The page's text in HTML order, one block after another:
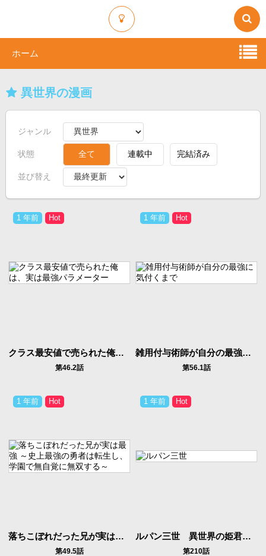
ホーム
異世界の漫画
ジャンル
状態 全て 連載中 完結済み
並び替え
1 年前
クラス最安値で売られた俺は、実は最強パラメーター
第46.2話
1 年前
雑用付与術師が自分の最強に気付くまで
第56.1話
1 年前
落ちこぼれだった兄が実は最強 ～史上最強の勇者は転生し、学園で無自覚に無双する～
第49.5話
1 年前
ルパン三世 異世界の姫君 ネイバーワールドプリンセス
第210話